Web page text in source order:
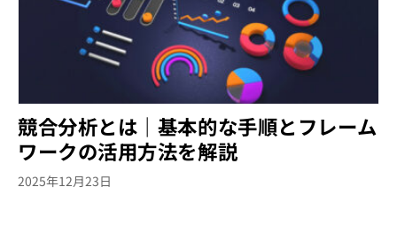
競合分析とは｜基本的な手順とフレーム
ワークの活用方法を解説
2025年12月23日